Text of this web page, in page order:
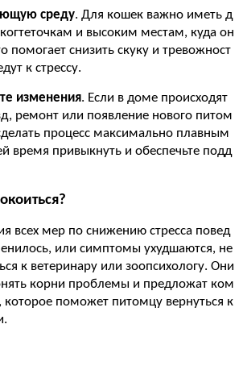
среду. Для кошек важно иметь д
и высоким местам, куда он
помогает снизить скуку и тревожност
к стрессу.
изменения. Если в доме происходят
ремонт или появление нового питом
процесс максимально плавным
время привыкнуть и обеспечьте подд
всех мер по снижению стресса повед
или симптомы ухудшаются, не
к ветеринару или зоопсихологу. Они
корни проблемы и предложат ком
которое поможет питомцу вернуться к